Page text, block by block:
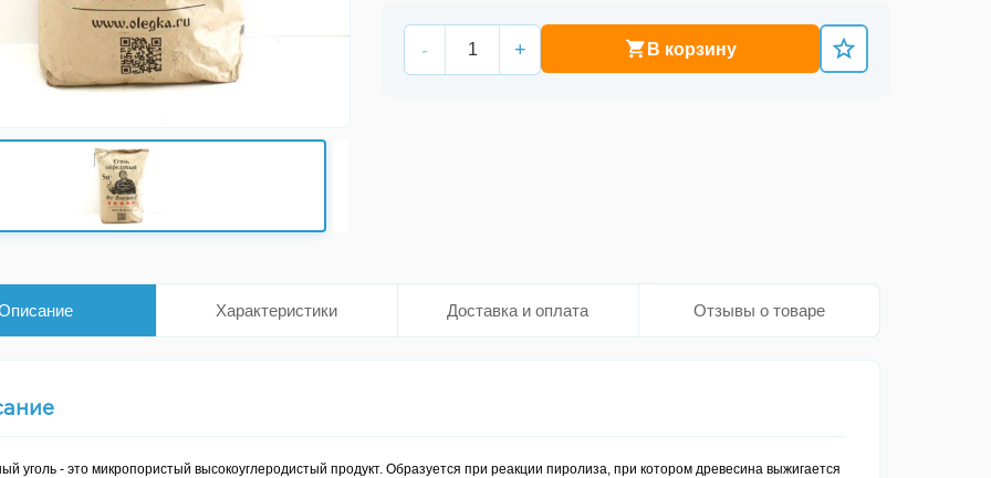
- + В корзину
Характеристики Доставка и оплата Отзывы о товаре
уголь - это микропористый высокоуглеродистый продукт. Образуется при реакции пиролиза, при котором древесина выжигается